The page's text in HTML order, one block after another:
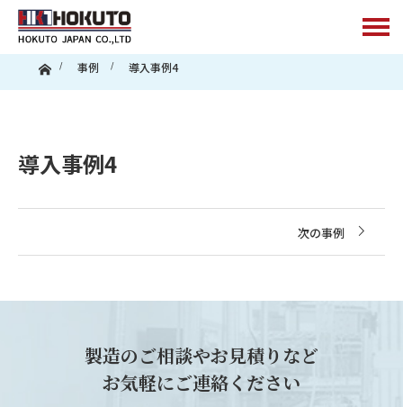
ホーム事例 導入事例4
導入事例4
次の事例
製造のご相談やお見積りなど
お気軽にご連絡ください